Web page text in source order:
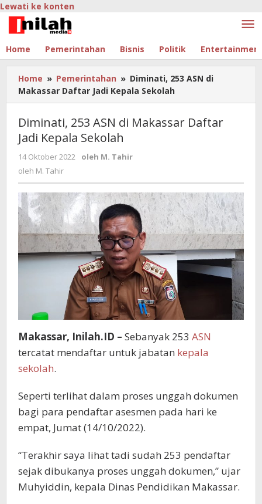
Lewati ke konten
Home Pemerintahan Bisnis Politik
Home » Pemerintahan » Diminati, 253 ASN di
Makassar Daftar Jadi Kepala Sekolah
Diminati, 253 ASN di Makassar Daftar
Jadi Kepala Sekolah
14 Oktober 2022 oleh M. Tahir
oleh M. Tahir
Makassar, Inilah.ID – Sebanyak 253 ASN
tercatat mendaftar untuk jabatan kepala
sekolah.
Seperti terlihat dalam proses unggah dokumen
bagi para pendaftar asesmen pada hari ke
empat, Jumat (14/10/2022).
“Terakhir saya lihat tadi sudah 253 pendaftar
sejak dibukanya proses unggah dokumen,” ujar
Muhyiddin, kepala Dinas Pendidikan Makassar.